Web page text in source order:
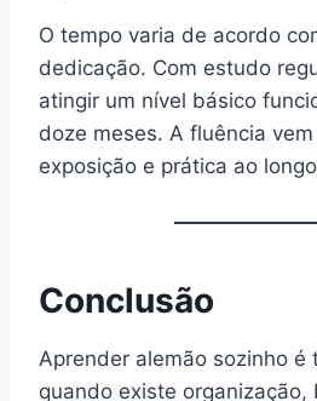
O tempo varia de acordo
dedicação. Com estudo
atingir um nível básico
doze meses. A fluência
exposição e prática ao
Conclusão
Aprender alemão sozinho é
quando existe organização,